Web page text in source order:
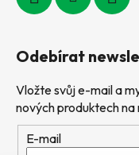
Odebírat
Vložte svůj e-mail a
nových produktech na
E-mail